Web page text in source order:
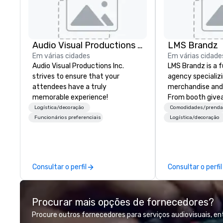
Audio Visual Productions Inc.
Em várias cidades
Audio Visual Productions Inc.
strives to ensure that your
attendees have a truly
memorable experience!
Logística/decoração
Funcionários preferenciais
Consultar o perfil
LMS Brandz
Em várias
LMS Brandz is a
agency
merchandise
From booth
branded apparel
gifting, displays,
choose from, our
industry
commitment to
customer
deliver smart,
Comodidades/
Logística/decoração
Consultar o perfil
Procurar mais opções de fornecedores?
Procure outros fornecedores para serviços audiovisuais,